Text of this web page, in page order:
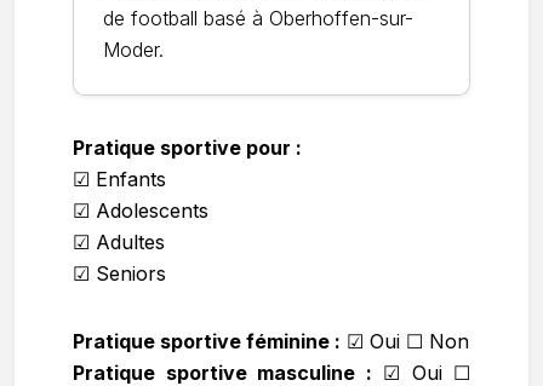
de football basé à Oberhoffen-sur-
Moder.
Pratique sportive pour :
☑ Enfants
☑ Adolescents
☑ Adultes
☑ Seniors
Pratique sportive féminine : ☑ Oui ☐ Non
Pratique sportive masculine : ☑ Oui ☐